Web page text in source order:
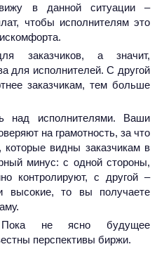
в данной ситуации –
чтобы исполнителям это
заказчиков, а значит,
для исполнителей. С другой
заказчикам, тем больше
над исполнителями. Ваши
на грамотность, за что
которые видны заказчикам в
минус: с одной стороны,
контролируют, с другой –
высокие, то вы получаете
Пока не ясно будущее
перспективы биржи.